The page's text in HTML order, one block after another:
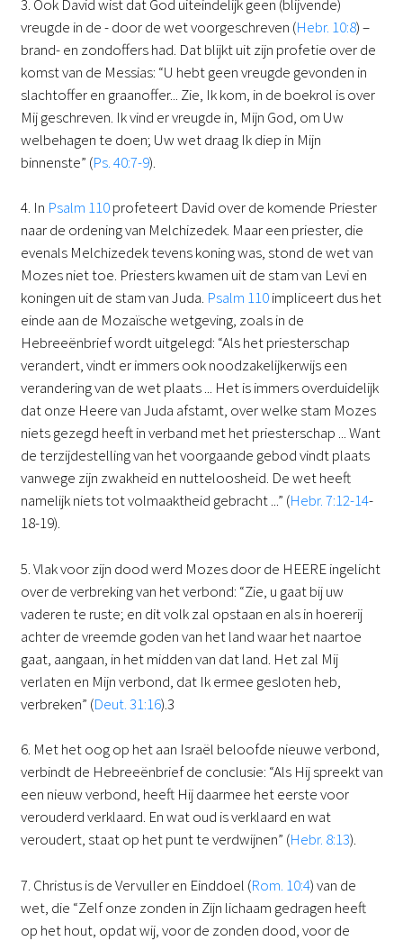
3. Ook David wist dat God uiteindelijk geen (blijvende)
vreugde in de - door de wet voorgeschreven (Hebr. 10:8) –
brand- en zondoffers had. Dat blijkt uit zijn profetie over de
komst van de Messias: “U hebt geen vreugde gevonden in
slachtoffer en graanoffer... Zie, Ik kom, in de boekrol is over
Mij geschreven. Ik vind er vreugde in, Mijn God, om Uw
welbehagen te doen; Uw wet draag Ik diep in Mijn
binnenste” (Ps. 40:7-9).
4. In Psalm 110profeteert David over de komende Priester
naar de ordening van Melchizedek. Maar een priester, die
evenals Melchizedek tevens koning was, stond de wet van
Mozes niet toe. Priesters kwamen uit de stam van Levi en
koningen uit de stam van Juda. Psalm 110impliceert dus het
einde aan de Mozaïsche wetgeving, zoals in de
Hebreeënbrief wordt uitgelegd: “Als het priesterschap
verandert, vindt er immers ook noodzakelijkerwijs een
verandering van de wet plaats ... Het is immers overduidelijk
dat onze Heere van Juda afstamt, over welke stam Mozes
niets gezegd heeft in verband met het priesterschap ... Want
de terzijdestelling van het voorgaande gebod vindt plaats
vanwege zijn zwakheid en nutteloosheid. De wet heeft
namelijk niets tot volmaaktheid gebracht ...” (Hebr. 7:12-14-
18-19).
5. Vlak voor zijn dood werd Mozes door de HEERE ingelicht
over de verbreking van het verbond: “Zie, u gaat bij uw
vaderen te ruste; en dit volk zal opstaan en als in hoererij
achter de vreemde goden van het land waar het naartoe
gaat, aangaan, in het midden van dat land. Het zal Mij
verlaten en Mijn verbond, dat Ik ermee gesloten heb,
verbreken” (Deut. 31:16).3
6. Met het oog op het aan Israël beloofde nieuwe verbond,
verbindt de Hebreeënbrief de conclusie: “Als Hij spreekt van
een nieuw verbond, heeft Hij daarmee het eerste voor
verouderd verklaard. En wat oud is verklaard en wat
veroudert, staat op het punt te verdwijnen” (Hebr. 8:13).
7. Christus is de Vervuller en Einddoel (Rom. 10:4) van de
wet, die “Zelf onze zonden in Zijn lichaam gedragen heeft
op het hout, opdat wij, voor de zonden dood, voor de